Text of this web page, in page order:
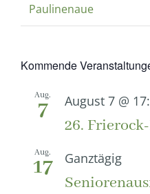
Paulinenaue
Kommende
Aug.
7 August 7 @
26.
Aug.
17 Ganztägig